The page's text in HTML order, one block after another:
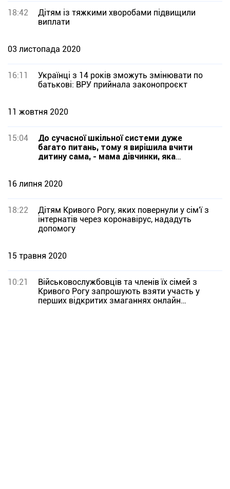
18:42
Дітям із тяжкими хворобами підвищили
виплати
03 листопада 2020
16:11
Українці з 14 років зможуть змінювати по
батькові: ВРУ прийнала законопроєкт
11 жовтня 2020
15:04
До сучасної шкільної системи дуже
багато питань, тому я вирішила вчити
дитину сама, - мама дівчинки, яка
16 липня 2020
18:22
Дітям Кривого Рогу, яких повернули у сім'ї з
інтернатів через коронавірус, нададуть
допомогу
15 травня 2020
10:21
Військовослужбовців та членів їх сімей з
Кривого Рогу запрошують взяти участь у
перших відкритих змаганнях онлайн